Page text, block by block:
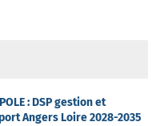
: DSP gestion et
Angers Loire 2028-2035